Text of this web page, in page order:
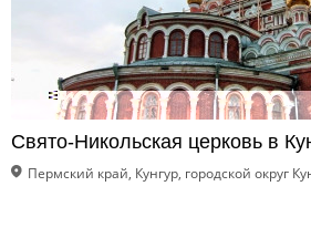
Свято-Никольская церковь в
Пермский край, Кунгур, городской округ